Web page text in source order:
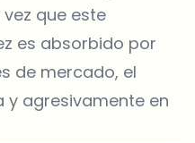
que este
es absorbido por
de mercado, el
y agresivamente en